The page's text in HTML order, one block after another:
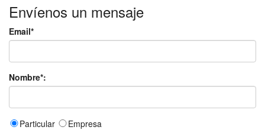
Envíenos un mensaje
Email*
Nombre*:
Particular
Empresa